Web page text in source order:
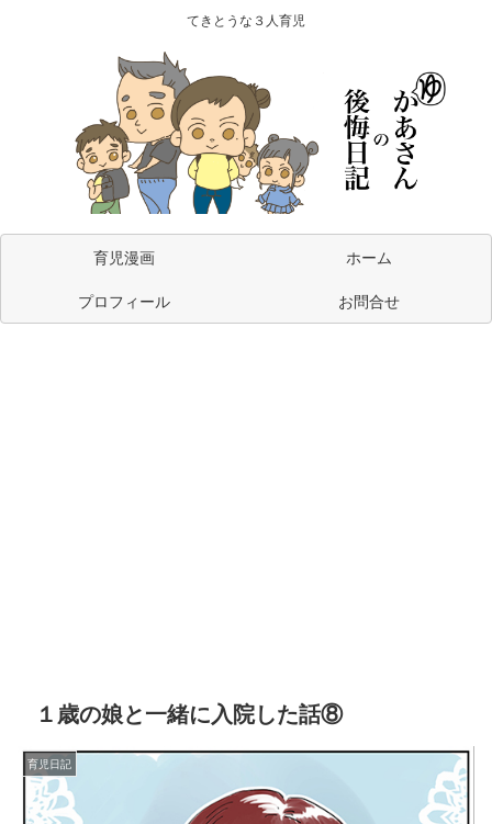
てきとうな３人育児
育児漫画
ホーム
プロフィール
お問合せ
１歳の娘と一緒に入院した話⑧
育児日記